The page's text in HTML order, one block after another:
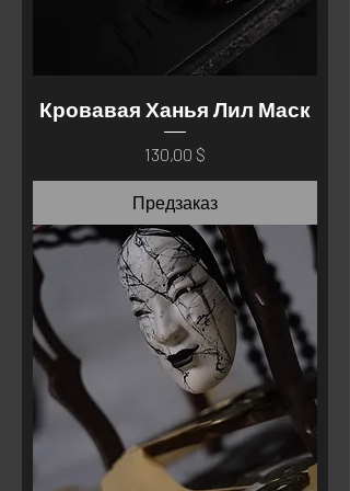
Кровавая Ханья Лил Маск
Цена
130,00 $
Предзаказ